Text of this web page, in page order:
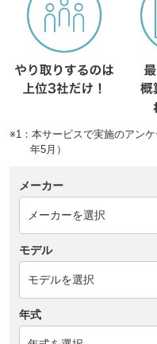
※1：本サービスで実施のアン
年5月）
メーカー
モデル
年式